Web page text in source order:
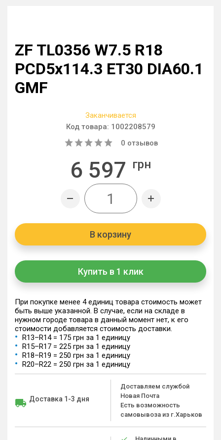
ZF TL0356 W7.5 R18
PCD5x114.3 ET30 DIA60.1
GMF
Заканчивается
Код товара: 1002208579
0 отзывов
6 597 грн
В корзину
Купить в 1 клик
При покупке менее 4 единиц товара стоимость может
быть выше указанной. В случае, если на складе в
нужном городе товара в данный момент нет, к его
стоимости добавляется стоимость доставки.
R13–R14 = 175 грн за 1 единицу
R15–R17 = 225 грн за 1 единицу
R18–R19 = 250 грн за 1 единицу
R20–R22 = 250 грн за 1 единицу
Доставка 1-3 дня
Доставляем службой
Новая Почта
Есть возможность
самовывоза из г.Харьков